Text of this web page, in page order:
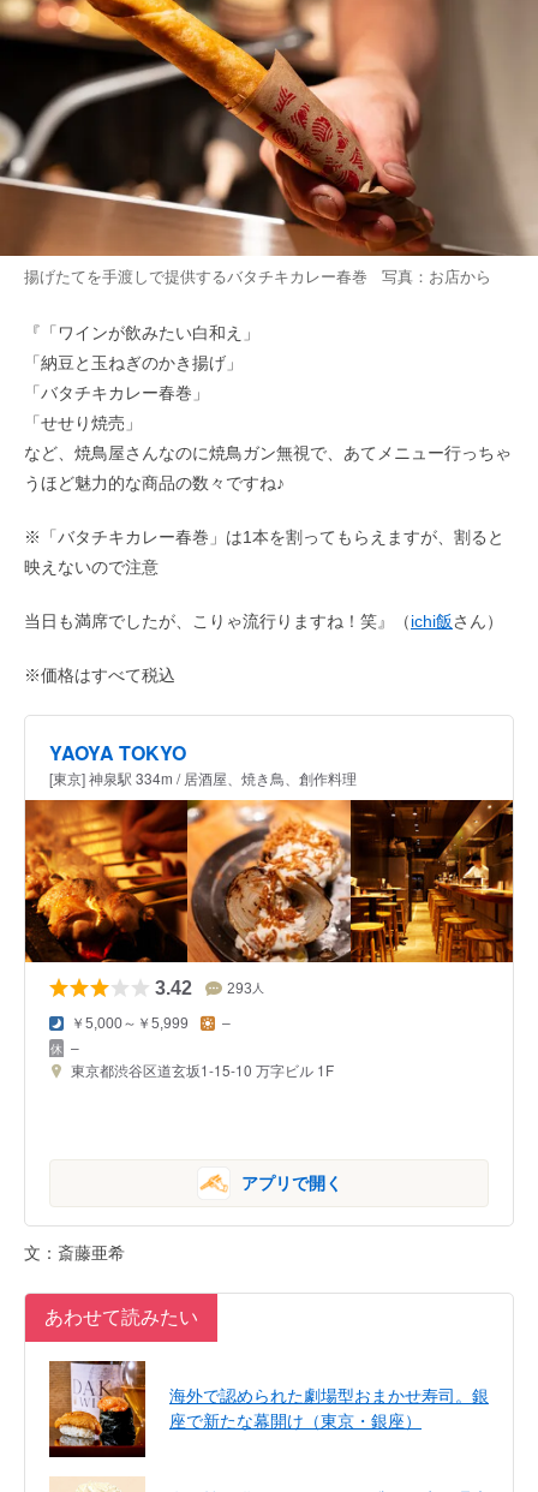
揚げたてを手渡しで提供するバタチキカレー春巻 写真：お店から
『「ワインが飲みたい白和え」
「納豆と玉ねぎのかき揚げ」
「バタチキカレー春巻」
「せせり焼売」
など、焼鳥屋さんなのに焼鳥ガン無視で、あてメニュー行っちゃ
うほど魅力的な商品の数々ですね♪
※「バタチキカレー春巻」は1本を割ってもらえますが、割ると
映えないので注意
当日も満席でしたが、こりゃ流行りますね！笑』（ichi飯さん）
※価格はすべて税込
YAOYA TOKYO
[東京] 神泉駅 334m / 居酒屋、焼き鳥、創作料理
3.42 293 人
￥5,000～￥5,999 –
–
東京都渋谷区道玄坂1-15-10 万字ビル 1F
アプリで開く
文：斎藤亜希
あわせて読みたい
海外で認められた劇場型おまかせ寿司。銀
座で新たな幕開け（東京・銀座）